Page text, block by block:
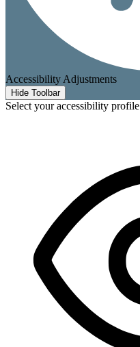
Accessibility Adjustments
Hide Toolbar
Select your accessibility profile